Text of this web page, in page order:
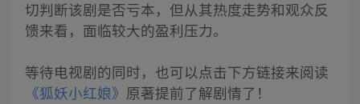
切判断该剧是否亏本，但从其热度走势和观众反
馈来看，面临较大的盈利压力。
等待电视剧的同时，也可以点击下方链接来阅读
《狐妖小红娘》 原著提前了解剧情了！